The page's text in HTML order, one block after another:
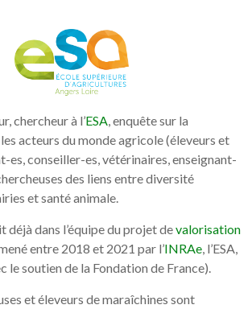
chercheur à l’ESA , enquête sur la
acteurs du monde agricole (éleveurs et
es, conseiller-es, vétérinaires, enseignant-
des liens entre diversité
et santé animale.
déjà dans l’équipe du projet devalorisation
mené entre 2018 et 2021 par l’INRAe , l’ESA,
le soutien de la Fondation de France).
et éleveurs de maraîchines sont